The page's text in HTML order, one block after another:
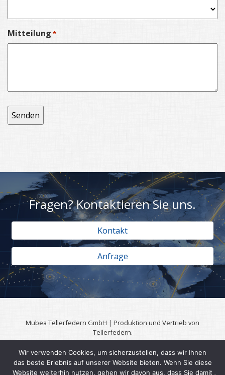
Mitteilung *
Fragen? Kontaktieren Sie uns.
Kontakt
Anfrage
Mubea Tellerfedern GmbH | Produktion und Vertrieb von
Tellerfedern.
Impressssum|Datenschutzerklärung
Wir verwenden Cookies, um sicherzustellen, dass wir Ihnen
das beste Erlebnis auf unserer Website bieten. Wenn Sie diese
Website weiterhin nutzen, gehen wir davon aus, dass Sie damit